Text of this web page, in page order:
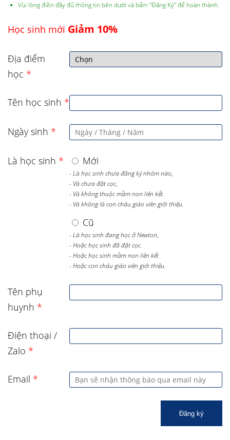
Vùi lòng điền đầy đủ thông tin bên dưới và bấm “Đăng Ký” để hoàn thành.
Học sinh mới Giảm 10%
Địa điểm
học *
Tên học sinh *
Ngày sinh *
Là học sinh * Mới
- Là học sinh chưa đăng ký nhóm nào,
- Và chưa đặt cọc,
- Và không thuộc mầm non liên kết.
- Và không là con cháu giáo viên giới thiệu.
Cũ
- Là học sinh đang học ở Newton,
- Hoặc học sinh đã đặt cọc.
- Hoặc học sinh mầm non liên kết
- Hoặc con cháu giáo viên giới thiệu.
Tên phụ
huynh *
Điện thoại /
Zalo *
Email *
Đăng ký